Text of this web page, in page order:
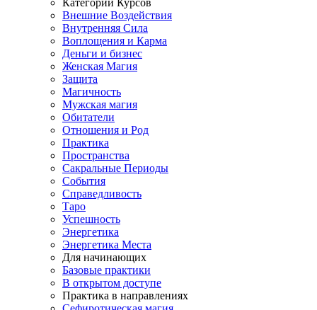
Категории Курсов
Внешние Воздействия
Внутренняя Сила
Воплощения и Карма
Деньги и бизнес
Женская Магия
Защита
Магичность
Мужская магия
Обитатели
Отношения и Род
Практика
Пространства
Сакральные Периоды
События
Справедливость
Таро
Успешность
Энергетика
Энергетика Места
Для начинающих
Базовые практики
В открытом доступе
Практика в направлениях